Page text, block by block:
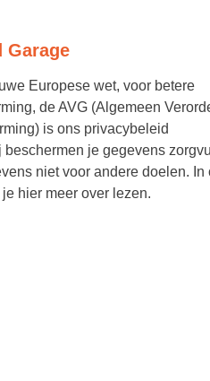
Garage
Europese wet, voor betere
de AVG (Algemeen
is ons privacybeleid
beschermen je gegevens
niet voor andere doelen. In
je hier meer over lezen.